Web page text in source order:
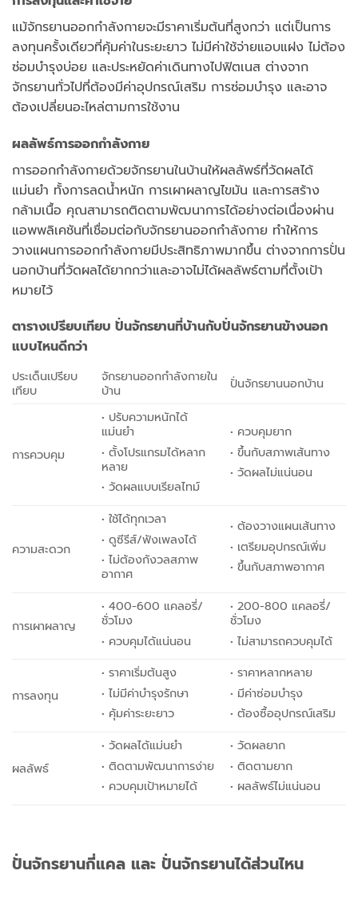
แม้จักรยานออกกำลังกายจะมีราคาเริ่มต้นที่สูงกว่า แต่เป็นการ
ลงทุนครั้งเดียวที่คุ้มค่าในระยะยาว ไม่มีค่าใช้จ่ายแอบแฝง ไม่ต้อง
ซ่อมบำรุงบ่อย และประหยัดค่าเดินทางไปฟิตเนส ต่างจาก
จักรยานทั่วไปที่ต้องมีค่าอุปกรณ์เสริม การซ่อมบำรุง และอาจ
ต้องเปลี่ยนอะไหล่ตามการใช้งาน
ผลลัพธ์การออกกำลังกาย
การออกกำลังกายด้วยจักรยานในบ้านให้ผลลัพธ์ที่วัดผลได้
แม่นยำ ทั้งการลดน้ำหนัก การเผาผลาญไขมัน และการสร้าง
กล้ามเนื้อ คุณสามารถติดตามพัฒนาการได้อย่างต่อเนื่องผ่าน
แอพพลิเคชันที่เชื่อมต่อกับจักรยานออกกำลังกาย ทำให้การ
วางแผนการออกกำลังกายมีประสิทธิภาพมากขึ้น ต่างจากการปั่น
นอกบ้านที่วัดผลได้ยากกว่าและอาจไม่ได้ผลลัพธ์ตามที่ตั้งเป้า
หมายไว้
ตารางเปรียบเทียบ ปั่นจักรยานที่บ้านกับปั่นจักรยานข้างนอก
แบบไหนดีกว่า
ประเด็นเปรียบ
เทียบ
จักรยานออกกำลังกายใน
บ้าน
ปั่นจักรยานนอกบ้าน
การควบคุม
• ปรับความหนักได้
แม่นยำ
• ตั้งโปรแกรมได้หลาก
หลาย
• วัดผลแบบเรียลไทม์
• ควบคุมยาก
• ขึ้นกับสภาพเส้นทาง
• วัดผลไม่แน่นอน
ความสะดวก
• ใช้ได้ทุกเวลา
• ดูซีรีส์/ฟังเพลงได้
• ไม่ต้องกังวลสภาพ
อากาศ
• ต้องวางแผนเส้นทาง
• เตรียมอุปกรณ์เพิ่ม
• ขึ้นกับสภาพอากาศ
การเผาผลาญ
• 400-600 แคลอรี่/
ชั่วโมง
• ควบคุมได้แน่นอน
• 200-800 แคลอรี่/
ชั่วโมง
• ไม่สามารถควบคุมได้
การลงทุน
• ราคาเริ่มต้นสูง
• ไม่มีค่าบำรุงรักษา
• คุ้มค่าระยะยาว
• ราคาหลากหลาย
• มีค่าซ่อมบำรุง
• ต้องซื้ออุปกรณ์เสริม
ผลลัพธ์
• วัดผลได้แม่นยำ
• ติดตามพัฒนาการง่าย
• ควบคุมเป้าหมายได้
• วัดผลยาก
• ติดตามยาก
• ผลลัพธ์ไม่แน่นอน
ปั่นจักรยานกี่แคล และ ปั่นจักรยานได้ส่วนไหน